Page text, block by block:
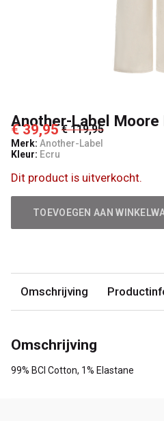
Another-Label Moore
€ 39,95 € 119,95
Merk: Another-Label
Kleur: Ecru
Dit product is uitverkocht.
TOEVOEGEN AAN
Omschrijving
Omschrijving
99% BCI Cotton, 1% Elastane